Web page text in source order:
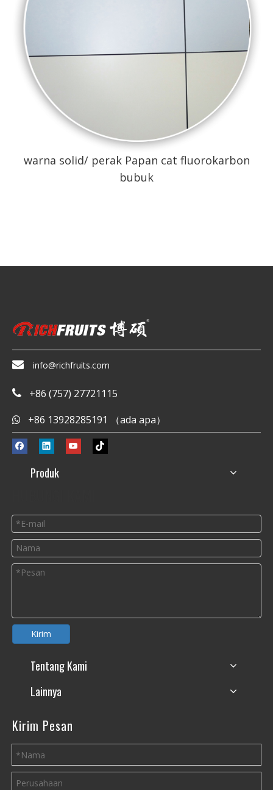
warna solid/ perak Papan cat fluorokarbon
bubuk
 info@richfruits.com
 +86 (757) 27721115
 +86 13928285191 （ada apa）
Produk
Kirim
Tentang Kami
Lainnya
Kirim Pesan